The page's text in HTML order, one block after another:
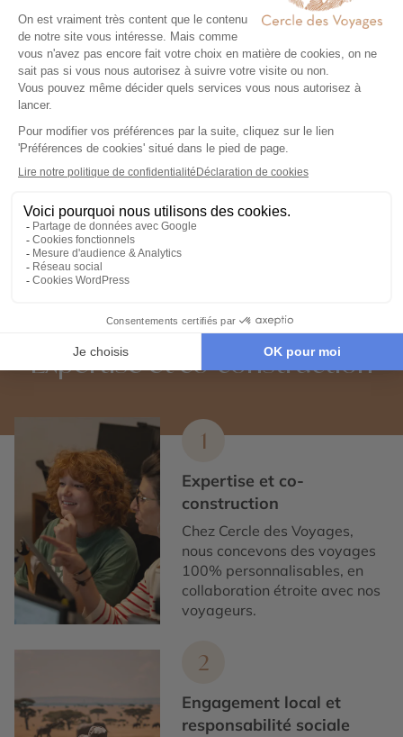
Voyage dans la région d'Abou Dabi
Voyage à Dubai Miracle Garden
Voyage à Global Village
Circuit privé à Dubaï
Circuit à Dubaï, Abu Dhabi
Circuit accompagné à Abu Dhabi
Expertise et co-construction
1
Expertise et co-
construction
Chez Cercle des Voyages,
nous concevons des voyages
100% personnalisables, en
collaboration étroite avec nos
voyageurs.
2
Engagement local et
responsabilité sociale